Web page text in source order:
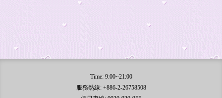
Time: 9:00~21:00
服務熱線: +886-2-26758508